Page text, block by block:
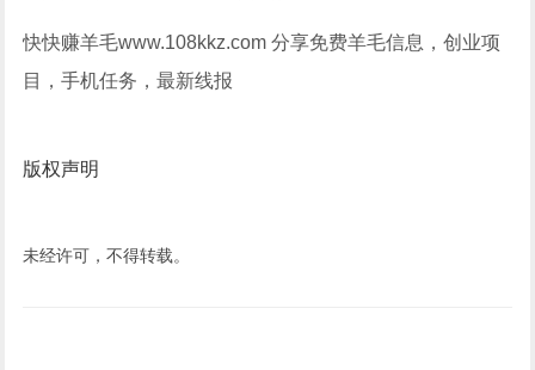
快快赚羊毛www.108kkz.com 分享免费羊毛信息，创业项
目，手机任务，最新线报
版权声明
未经许可，不得转载。